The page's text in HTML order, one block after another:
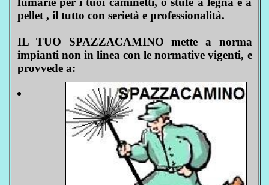
pellet , il tutto con serietà e professionalità.
IL TUO SPAZZACAMINO mette a norma
impianti non in linea con le normative vigenti, e
provvede a: